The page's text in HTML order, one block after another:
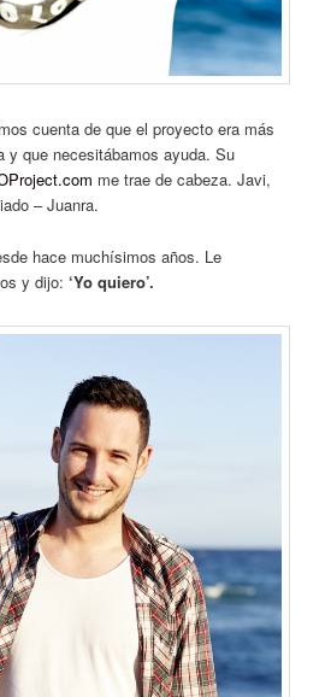
cuenta de que el proyecto era más
y que necesitábamos ayuda. Su
.com me trae de cabeza. Javi,
– Juanra.
hace muchísimos años. Le
y dijo:‘Yo quiero’.